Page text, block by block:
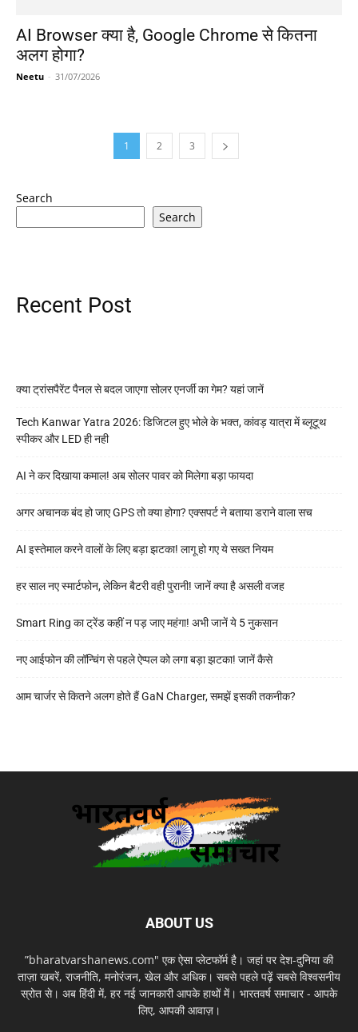
AI Browser क्या है, Google Chrome से कितना
अलग होगा?
Neetu - 31/07/2026
1 2 3
Search
Search
Recent Post
क्या ट्रांसपैरेंट पैनल से बदल जाएगा सोलर एनर्जी का गेम? यहां जानें
Tech Kanwar Yatra 2026: डिजिटल हुए भोले के भक्त, कांवड़ यात्रा में ब्लूटूथ
स्पीकर और LED ही नही
AI ने कर दिखाया कमाल! अब सोलर पावर को मिलेगा बड़ा फायदा
अगर अचानक बंद हो जाए GPS तो क्या होगा? एक्सपर्ट ने बताया डराने वाला सच
AI इस्तेमाल करने वालों के लिए बड़ा झटका! लागू हो गए ये सख्त नियम
हर साल नए स्मार्टफोन, लेकिन बैटरी वही पुरानी! जानें क्या है असली वजह
Smart Ring का ट्रेंड कहीं न पड़ जाए महंगा! अभी जानें ये 5 नुकसान
नए आईफोन की लॉन्चिंग से पहले ऐप्पल को लगा बड़ा झटका! जानें कैसे
आम चार्जर से कितने अलग होते हैं GaN Charger, समझें इसकी तकनीक?
ABOUT US
”bharatvarshanews.com" एक ऐसा प्लेटफॉर्म है। जहां पर देश-दुनिया की
ताज़ा खबरें, राजनीति, मनोरंजन, खेल और अधिक। सबसे पहले पढ़ें सबसे विश्वसनीय
स्रोत से। अब हिंदी में, हर नई जानकारी आपके हाथों में। भारतवर्ष समाचार - आपके
लिए, आपकी आवाज़।